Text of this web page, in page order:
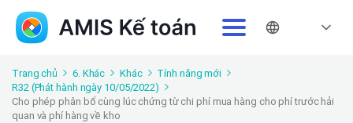
Trang chủ 6. Khác Khác
Tính năng mới
R32 (Phát hành ngày 10/05/2022)
Cho phép phân bổ cùng lúc chứng từ chi phí mua hàng cho phí trước hải
quan và phí hàng về kho